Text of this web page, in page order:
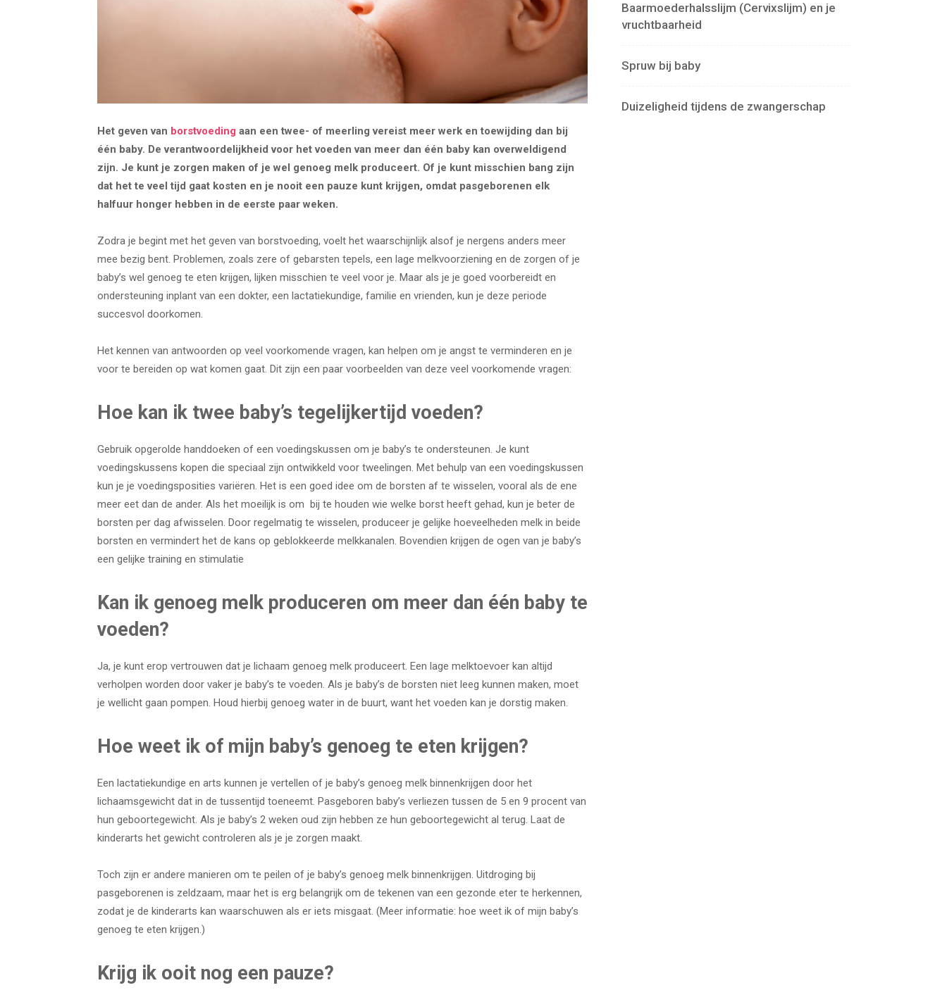
Het geven van borstvoeding aan een twee- of meerling vereist meer werk en toewijding dan bij
één baby. De verantwoordelijkheid voor het voeden van meer dan één baby kan overweldigend
zijn. Je kunt je zorgen maken of je wel genoeg melk produceert. Of je kunt misschien bang zijn
dat het te veel tijd gaat kosten en je nooit een pauze kunt krijgen, omdat pasgeborenen elk
halfuur honger hebben in de eerste paar weken.
Zodra je begint met het geven van borstvoeding, voelt het waarschijnlijk alsof je nergens anders meer
mee bezig bent. Problemen, zoals zere of gebarsten tepels, een lage melkvoorziening en de zorgen of je
baby’s wel genoeg te eten krijgen, lijken misschien te veel voor je. Maar als je je goed voorbereidt en
ondersteuning inplant van een dokter, een lactatiekundige, familie en vrienden, kun je deze periode
succesvol doorkomen.
Het kennen van antwoorden op veel voorkomende vragen, kan helpen om je angst te verminderen en je
voor te bereiden op wat komen gaat. Dit zijn een paar voorbeelden van deze veel voorkomende vragen:
Hoe kan ik twee baby’s tegelijkertijd voeden?
Gebruik opgerolde handdoeken of een voedingskussen om je baby’s te ondersteunen. Je kunt
voedingskussens kopen die speciaal zijn ontwikkeld voor tweelingen. Met behulp van een voedingskussen
kun je je voedingsposities variëren. Het is een goed idee om de borsten af te wisselen, vooral als de ene
meer eet dan de ander. Als het moeilijk is om bij te houden wie welke borst heeft gehad, kun je beter de
borsten per dag afwisselen. Door regelmatig te wisselen, produceer je gelijke hoeveelheden melk in beide
borsten en vermindert het de kans op geblokkeerde melkkanalen. Bovendien krijgen de ogen van je baby’s
een gelijke training en stimulatie
Kan ik genoeg melk produceren om meer dan één baby te
voeden?
Ja, je kunt erop vertrouwen dat je lichaam genoeg melk produceert. Een lage melktoevoer kan altijd
verholpen worden door vaker je baby’s te voeden. Als je baby’s de borsten niet leeg kunnen maken, moet
je wellicht gaan pompen. Houd hierbij genoeg water in de buurt, want het voeden kan je dorstig maken.
Hoe weet ik of mijn baby’s genoeg te eten krijgen?
Een lactatiekundige en arts kunnen je vertellen of je baby’s genoeg melk binnenkrijgen door het
lichaamsgewicht dat in de tussentijd toeneemt. Pasgeboren baby’s verliezen tussen de 5 en 9 procent van
hun geboortegewicht. Als je baby’s 2 weken oud zijn hebben ze hun geboortegewicht al terug. Laat de
kinderarts het gewicht controleren als je je zorgen maakt.
Toch zijn er andere manieren om te peilen of je baby’s genoeg melk binnenkrijgen. Uitdroging bij
pasgeborenen is zeldzaam, maar het is erg belangrijk om de tekenen van een gezonde eter te herkennen,
zodat je de kinderarts kan waarschuwen als er iets misgaat. (Meer informatie: hoe weet ik of mijn baby’s
genoeg te eten krijgen.)
Krijg ik ooit nog een pauze?
Baarmoederhalsslijm (Cervixslijm) en je
vruchtbaarheid
Spruw bij baby
Duizeligheid tijdens de zwangerschap